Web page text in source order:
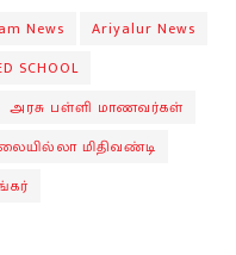
News
Ariyalur News
SCHOOL
அரசு பள்ளி மாணவர்கள்
மிதிவண்டி